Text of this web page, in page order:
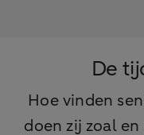
De
Hoe vinden
doen zij zoal